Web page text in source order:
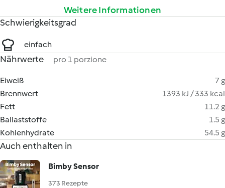
Weitere Informationen
Schwierigkeitsgrad
einfach
Nährwerte pro 1 porzione
Eiweiß
7 g
Brennwert
1393 kJ / 333 kcal
Fett
11.2 g
Ballaststoffe
1.5 g
Kohlenhydrate
54.5 g
Auch enthalten in
Bimby Sensor
373 Rezepte